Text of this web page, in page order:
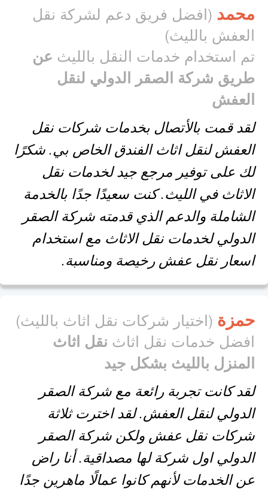
محمد(افضل فريق دعم لشركة نقل
العفش بالليث)
تم استخدام خدمات النقل بالليثعن
طريق شركة الصقر الدولي لنقل
العفش
لقد قمت بالأتصال بخدمات شركات نقل
العفش لنقل اثاث الفندق الخاص بي. شكرًا
لك على توفير مرجع جيد لخدمات نقل
الاثاث في الليث. كنت سعيدًا جدًا بالخدمة
الشاملة والدعم الذي قدمته شركة الصقر
الدولي لخدمات نقل الاثاث مع استخدام
اسعار نقل عفش رخيصة ومناسبة.
حمزة(اختيار شركات نقل اثاث بالليث)
افضل خدمات نقل اثاثنقل اثاث
المنزل بالليث بشكل جيد
لقد كانت تجربة رائعة مع شركة الصقر
الدولي لنقل العفش. لقد اخترت ثلاثة
شركات نقل عفش ولكن شركة الصقر
الدولي اول شركة لها مصداقية. أنا راض
عن الخدمات لأنهم كانوا عمالًا ماهرين جدًا